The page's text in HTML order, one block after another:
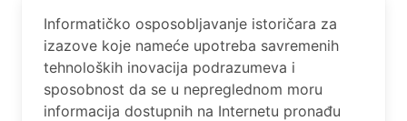
Informatičko osposobljavanje istoričara za
izazove koje nameće upotreba savremenih
tehnoloških inovacija podrazumeva i
sposobnost da se u nepreglednom moru
informacija dostupnih na Internetu pronađu